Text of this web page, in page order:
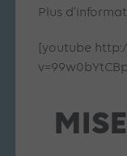
Plus
[youtube